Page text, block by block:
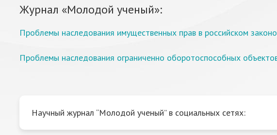
Журнал «Молодой ученый»:
Проблемы наследования имущественных прав в российском
Проблемы наследования ограниченно оборотоспособных
Научный журнал “Молодой ученый” в социальных сетях: